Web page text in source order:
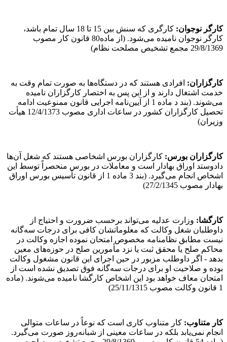
کارگر نوجوان:
کارگری که سنش بین 15 تا 18 سال تمام باشد،
کارگر نوجوان نامیده می‌شود. (از ماده80 قانون کار مصوب
29/8/1369 مجمع تشخیص مصلحت نظام)
کارگزاران: افرادی هستند که در دستگاه‌ها به صورت تمام وقت به
خدمت اشتغال دارند و از این پس به اختصار کارگزاران نامیده
می‌شوند. (بند د ماده 1 از آیین‌نامه اجرایی قانون ممنوعیت ادامه
تحصیل کارگزاران کشور در ساعات اداری مصوب 12/4/1373 هیأت
وزیران)
کارگزاران بورس: کارگزاران بورس اشخاصی هستند که شغل آن‌ها
دادوستد اوراق بهادار است و معاملات در بورس منحصراً توسط این
اشخاص انجام می‌گیرد. (بند 3 ماده 1 از قانون تأسیس بورس اوراق
بهادار مصوب 27/2/1345)
کارگشا: وزارت عدلیه می‌تواند برحسب ضرورت و احتیاج از
داوطلبان شغل وکالت که معلوماتشان کافی برای درجات سه‌گانه
نیست مطابق نظامنامه مخصوص امتحان نموده اجازه وکالت در
محاکم صلح یا محقق ثبت یا نزد مأمورین صلح در حوزه‌های معین
بدهد - اگر داوطلب مزبور در حین اجرای این قانون مشغول وکالت
بوده و صلاحیت او برای درجات سه‌گانه فوق تصدیق نشده است از
امتحان معاف خواهد بود این اشخاص کارگشا نامیده می‌شوند. (ماده
1 قانون وکالت مصوب 25/11/1315)
کار متناوب: کار متناوب کاری است که نوعاً در ساعات متوالی
انجام نمی‌یابد بلکه در ساعات معینی از شبانه‌روز صورت می‌گیرد.